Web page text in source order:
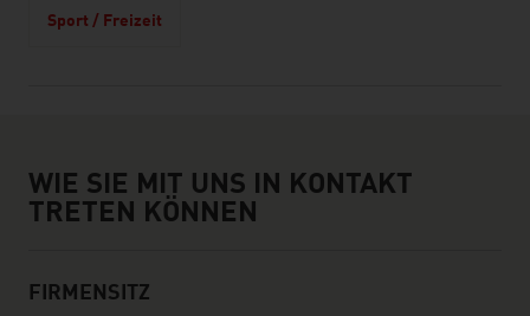
Sport / Freizeit
WIE SIE MIT UNS IN KONTAKT
TRETEN KÖNNEN
FIRMENSITZ